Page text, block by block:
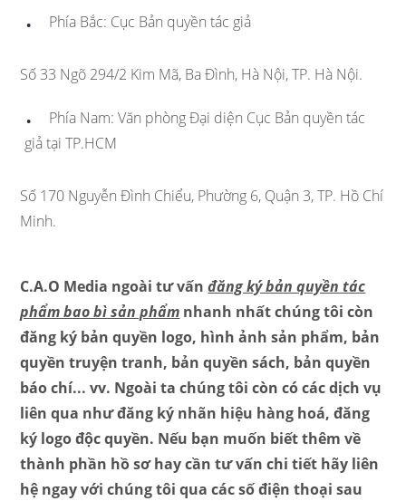
Phía Bắc: Cục Bản quyền tác giả
Số 33 Ngõ 294/2 Kim Mã, Ba Đình, Hà Nội, TP. Hà Nội.
Phía Nam: Văn phòng Đại diện Cục Bản quyền tác
giả tại TP.HCM
Số 170 Nguyễn Đình Chiểu, Phường 6, Quận 3, TP. Hồ Chí
Minh.
C.A.O Media ngoài tư vấnđăng ký bản quyền tác
phẩm bao bì sản phẩm nhanh nhất chúng tôi còn
đăng ký bản quyền logo, hình ảnh sản phẩm, bản
quyền truyện tranh, bản quyền sách, bản quyền
báo chí... vv. Ngoài ta chúng tôi còn có các dịch vụ
liên qua như đăng ký nhãn hiệu hàng hoá, đăng
ký logo độc quyền. Nếu bạn muốn biết thêm về
thành phần hồ sơ hay cần tư vấn chi tiết hãy liên
hệ ngay với chúng tôi qua các số điện thoại sau